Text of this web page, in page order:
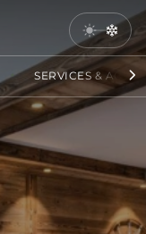
SERVICES &